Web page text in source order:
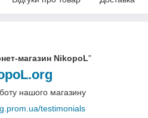
магазин NikopoL"
нашого магазину
testimonials